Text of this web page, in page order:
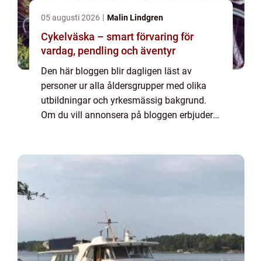
05 augusti 2026 Malin Lindgren
Cykelväska – smart förvaring för
vardag, pendling och äventyr
Den här bloggen blir dagligen läst av
personer ur alla åldersgrupper med olika
utbildningar och yrkesmässig bakgrund.
Om du vill annonsera på bloggen erbjuder